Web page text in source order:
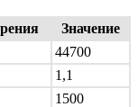
Значение
44700
1,1
1500